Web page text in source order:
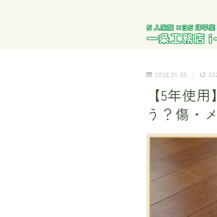
2026.01.09
【5年使
う？傷・